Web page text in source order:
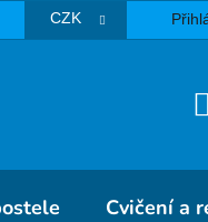
CZK
Cvičení a